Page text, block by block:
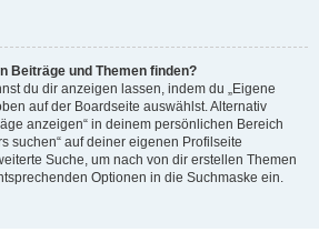
Beiträge und Themen finden?
du dir anzeigen lassen, indem du „Eigene
auf der Boardseite auswählst. Alternativ
anzeigen“ in deinem persönlichen Bereich
suchen“ auf deiner eigenen Profilseite
Suche, um nach von dir erstellen Themen
Optionen in die Suchmaske ein.